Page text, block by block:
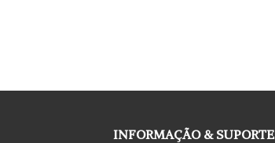
INFORMAÇÃO & SUPORTE